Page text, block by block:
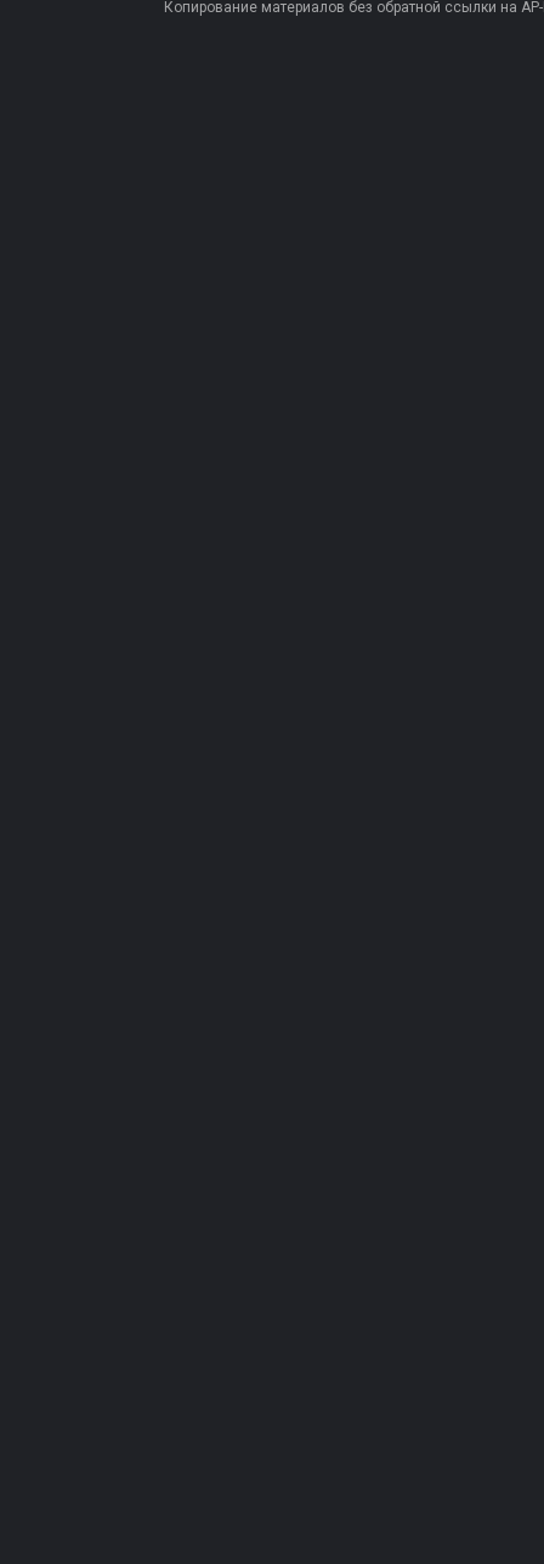
Копирование материалов без обратной ссылки на